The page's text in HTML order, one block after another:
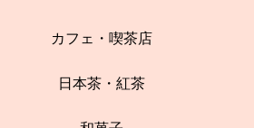
カフェ・喫茶店
日本茶・紅茶